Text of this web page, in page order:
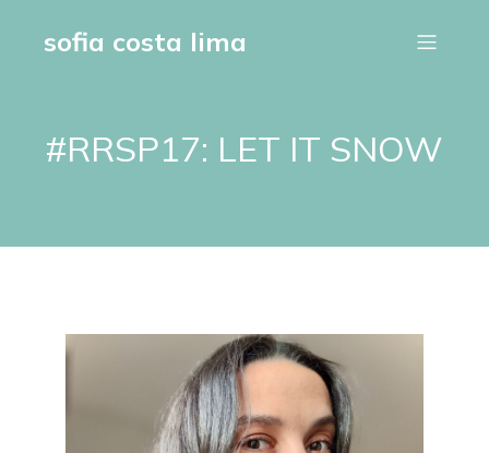
sofia costa lima
#RRSP17: LET IT SNOW